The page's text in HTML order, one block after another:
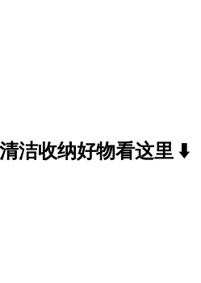
洁收纳好物看这里 ⬇️